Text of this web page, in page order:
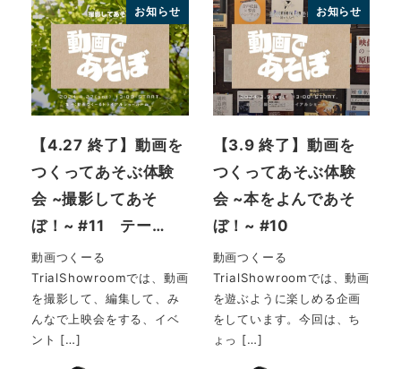
お知らせ
【4.27 終了】動画を
つくってあそぶ体験
会 ~撮影してあそ
ぼ！~ #11 テー…
動画つくーる
TrialShowroomでは、動画
を撮影して、編集して、み
んなで上映会をする、イベ
ント […]
お知らせ
【3.9 終了】動画を
つくってあそぶ体験
会 ~本をよんであそ
ぼ！~ #10
動画つくーる
TrialShowroomでは、動画
を遊ぶように楽しめる企画
をしています。今回は、ち
ょっ […]